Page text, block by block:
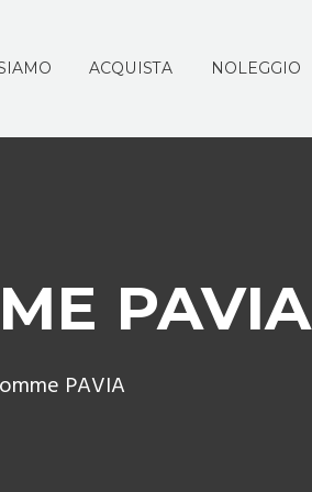
ACQUISTA NOLEGGIO
PAVIA
PAVIA